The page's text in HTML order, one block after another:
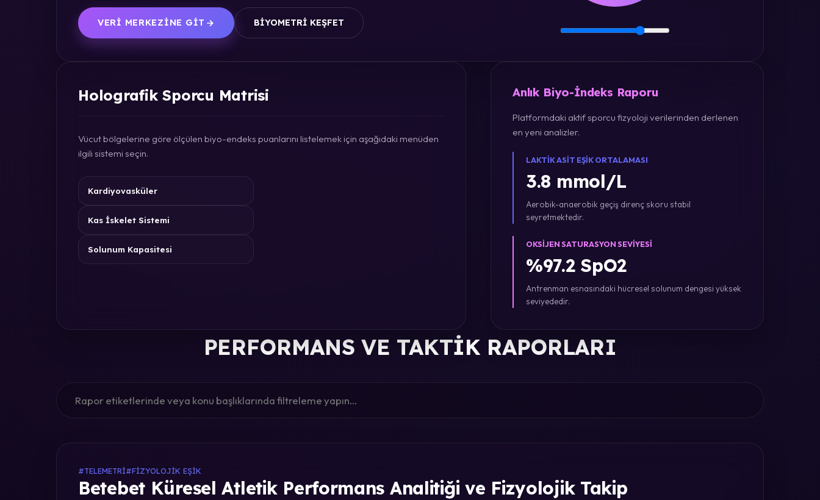
VERI MERKEZINE GIT BIYOMETRI KEŞFET
Holografik Sporcu Matrisi
Vücut bölgelerine göre ölçülen biyo-endeks puanlarını listelemek için aşağıdaki menüden
ilgili sistemi seçin.
Kardiyovasküler
Kas İskelet Sistemi
Solunum Kapasitesi
Anlık Biyo-İndeks Raporu
Platformdaki aktif sporcu fizyoloji verilerinden derlenen
en yeni analizler.
LAKTIK ASIT EŞIK ORTALAMASI
3.8 mmol/L
Aerobik-anaerobik geçiş direnç skoru stabil
seyretmektedir.
OKSIJEN SATURASYON SEVIYESI
%97.2 SpO2
Antrenman esnasındaki hücresel solunum dengesi yüksek
seviyededir.
PERFORMANS VE TAKTIK RAPORLARI
#TELEMETRI#FIZYOLOJIK EŞIK
Betebet Küresel Atletik Performans Analitiği ve Fizyolojik Takip